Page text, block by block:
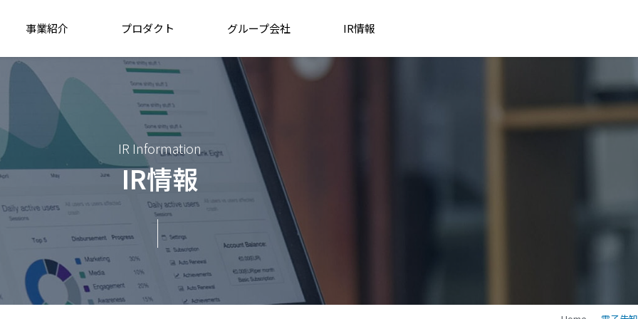
事業紹介 プロダクト グループ会社 IR情報
IR Information
IR情報